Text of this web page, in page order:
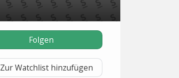
Folgen
Zur Watchlist hinzufügen